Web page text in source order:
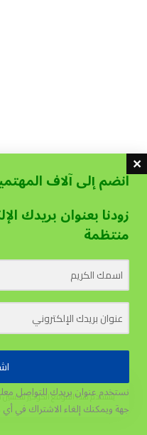
يستخدم هذا الموقع الكوكيز لتحسين
انضم إلى آلاف
زودنا بعنوان بريدك
منتظمة
نستخدم عنوان بريدك للتواصل
جهةويمكنك إلغاء الاشتراك في